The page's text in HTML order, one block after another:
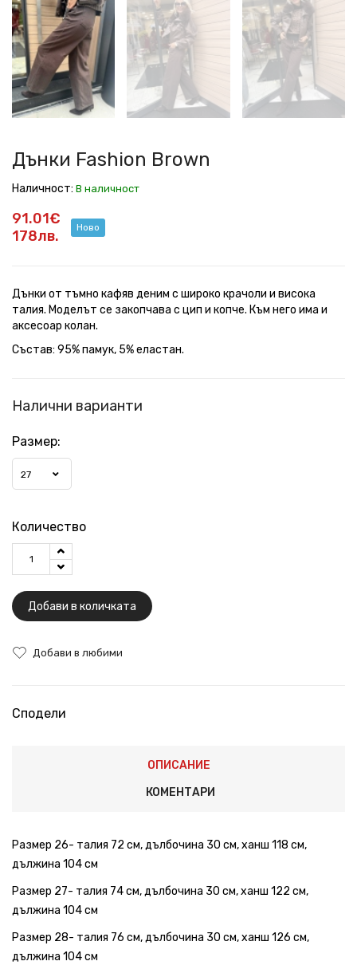
Brown
Brown
Brown
Brown
Brown
Brown
Brown
Дънки Fashion Brown
Наличност: В наличност
91.01€
178лв.
Ново
Дънки от тъмно кафяв деним с широко крачоли и висока
талия. Моделът се закопчава с цип и копче. Към него има и
аксесоар колан.
Състав: 95% памук, 5% еластан.
Налични варианти
Размер:
27
Количество
Добави в количката
Добави в любими
Сподели
ОПИСАНИЕ
КОМЕНТАРИ
Размер 26- талия 72 см, дълбочина 30 см, ханш 118 см,
дължина 104 см
Размер 27- талия 74 см, дълбочина 30 см, ханш 122 см,
дължина 104 см
Размер 28- талия 76 см, дълбочина 30 см, ханш 126 см,
дължина 104 см